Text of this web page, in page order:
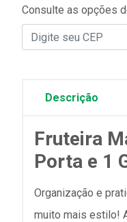
Consulte as opções
Descrição
Fruteira
Porta e 1
Organização e
muito mais estilo!